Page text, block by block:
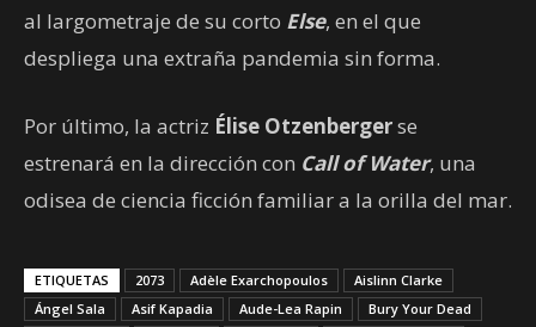
al largometraje de su corto Else, en el que
despliega una extraña pandemia sin forma.
Por último, la actriz Élise Otzenbergerse
estrenará en la dirección con Call of Water, una
odisea de ciencia ficción familiar a la orilla del mar.
ETIQUETAS 2073 Adèle Exarchopoulos
Aislinn Clarke
Ángel Sala
Asif Kapadia Aude-Lea Rapin
Bury Your Dead